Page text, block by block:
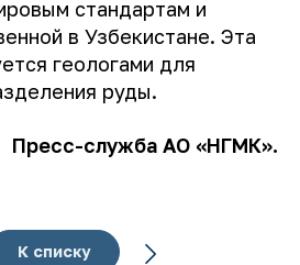
стандартам и
в Узбекистане. Эта
геологами для
руды.
Пресс-служба АО «НГМК».
К списку